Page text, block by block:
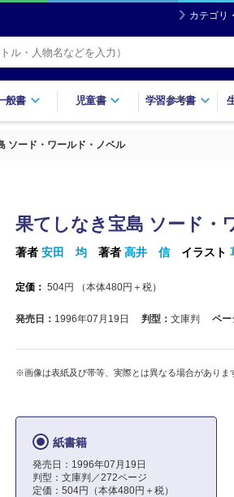
カテゴリ
般書 児童書 学習参考書
ソード・ワールド・ノベル
果てしなき宝島 ソード・
著者 安田 均 著者 高井 信 イラスト
定価： 504円 （本体480円＋税）
発売日： 1996年07月19日 判型： 文庫判 ペー
※画像は表紙及び帯等、実際とは異なる場合がありま
紙書籍
発売日：1996年07月19日
判型：文庫判／272ページ
定価：504円（本体480円＋税）